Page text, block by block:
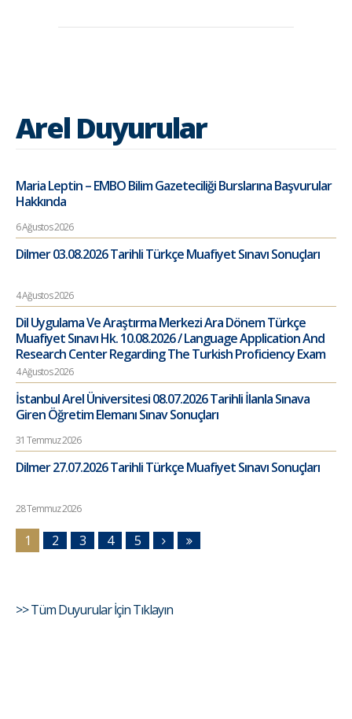
Arel Duyurular
Maria Leptin – EMBO Bilim Gazeteciliği Burslarına Başvurular
Hakkında
6 Ağustos 2026
Dilmer 03.08.2026 Tarihli Türkçe Muafiyet Sınavı Sonuçları
4 Ağustos 2026
Dil Uygulama Ve Araştırma Merkezi Ara Dönem Türkçe
Muafiyet Sınavı Hk. 10.08.2026 / Language Application And
Research Center Regarding The Turkish Proficiency Exam
4 Ağustos 2026
İstanbul Arel Üniversitesi 08.07.2026 Tarihli İlanla Sınava
Giren Öğretim Elemanı Sınav Sonuçları
31 Temmuz 2026
Dilmer 27.07.2026 Tarihli Türkçe Muafiyet Sınavı Sonuçları
28 Temmuz 2026
1 2 3 4 5
>> Tüm Duyurular İçin Tıklayın